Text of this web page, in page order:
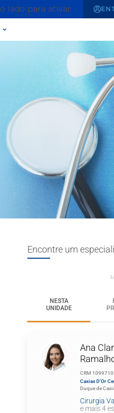
lado para ativar
Encontre um
NESTA
UNIDADE
Ana
CRM 1099710
Caxias D'Or
Duque de
Cirurgia
e mais 4